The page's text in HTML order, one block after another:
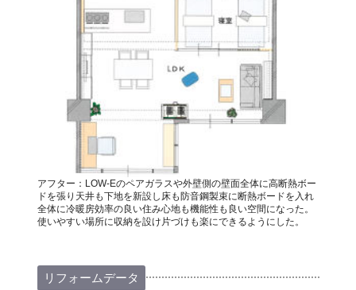
アフター：LOW-Eのペアガラスや外壁側の壁面全体に高断熱ボー
ドを張り天井も下地を新設し床も防音鋼製束に断熱ボードを入れ
全体に冷暖房効率の良い住み心地も機能性も良い空間になった。
使いやすい場所に収納を設け片づけも楽にできるようにした。
リフォームデータ